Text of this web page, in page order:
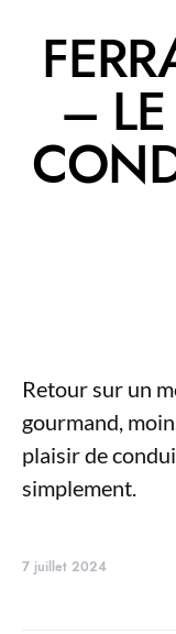
–
Retour sur un
gourmand,
plaisir de
simplement.
7 juillet 2024